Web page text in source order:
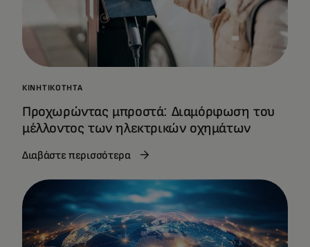
ΚΙΝΗΤΙΚΌΤΗΤΑ
Προχωρώντας μπροστά: Διαμόρφωση του
μέλλοντος των ηλεκτρικών οχημάτων
Διαβάστε περισσότερα